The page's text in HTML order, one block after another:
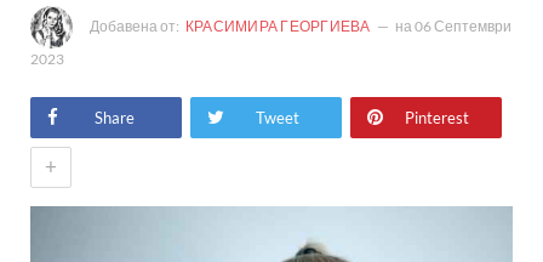
Добавена от: КРАСИМИРА ГЕОРГИЕВА на 06 Септември
2023
Share Tweet Pinterest
+